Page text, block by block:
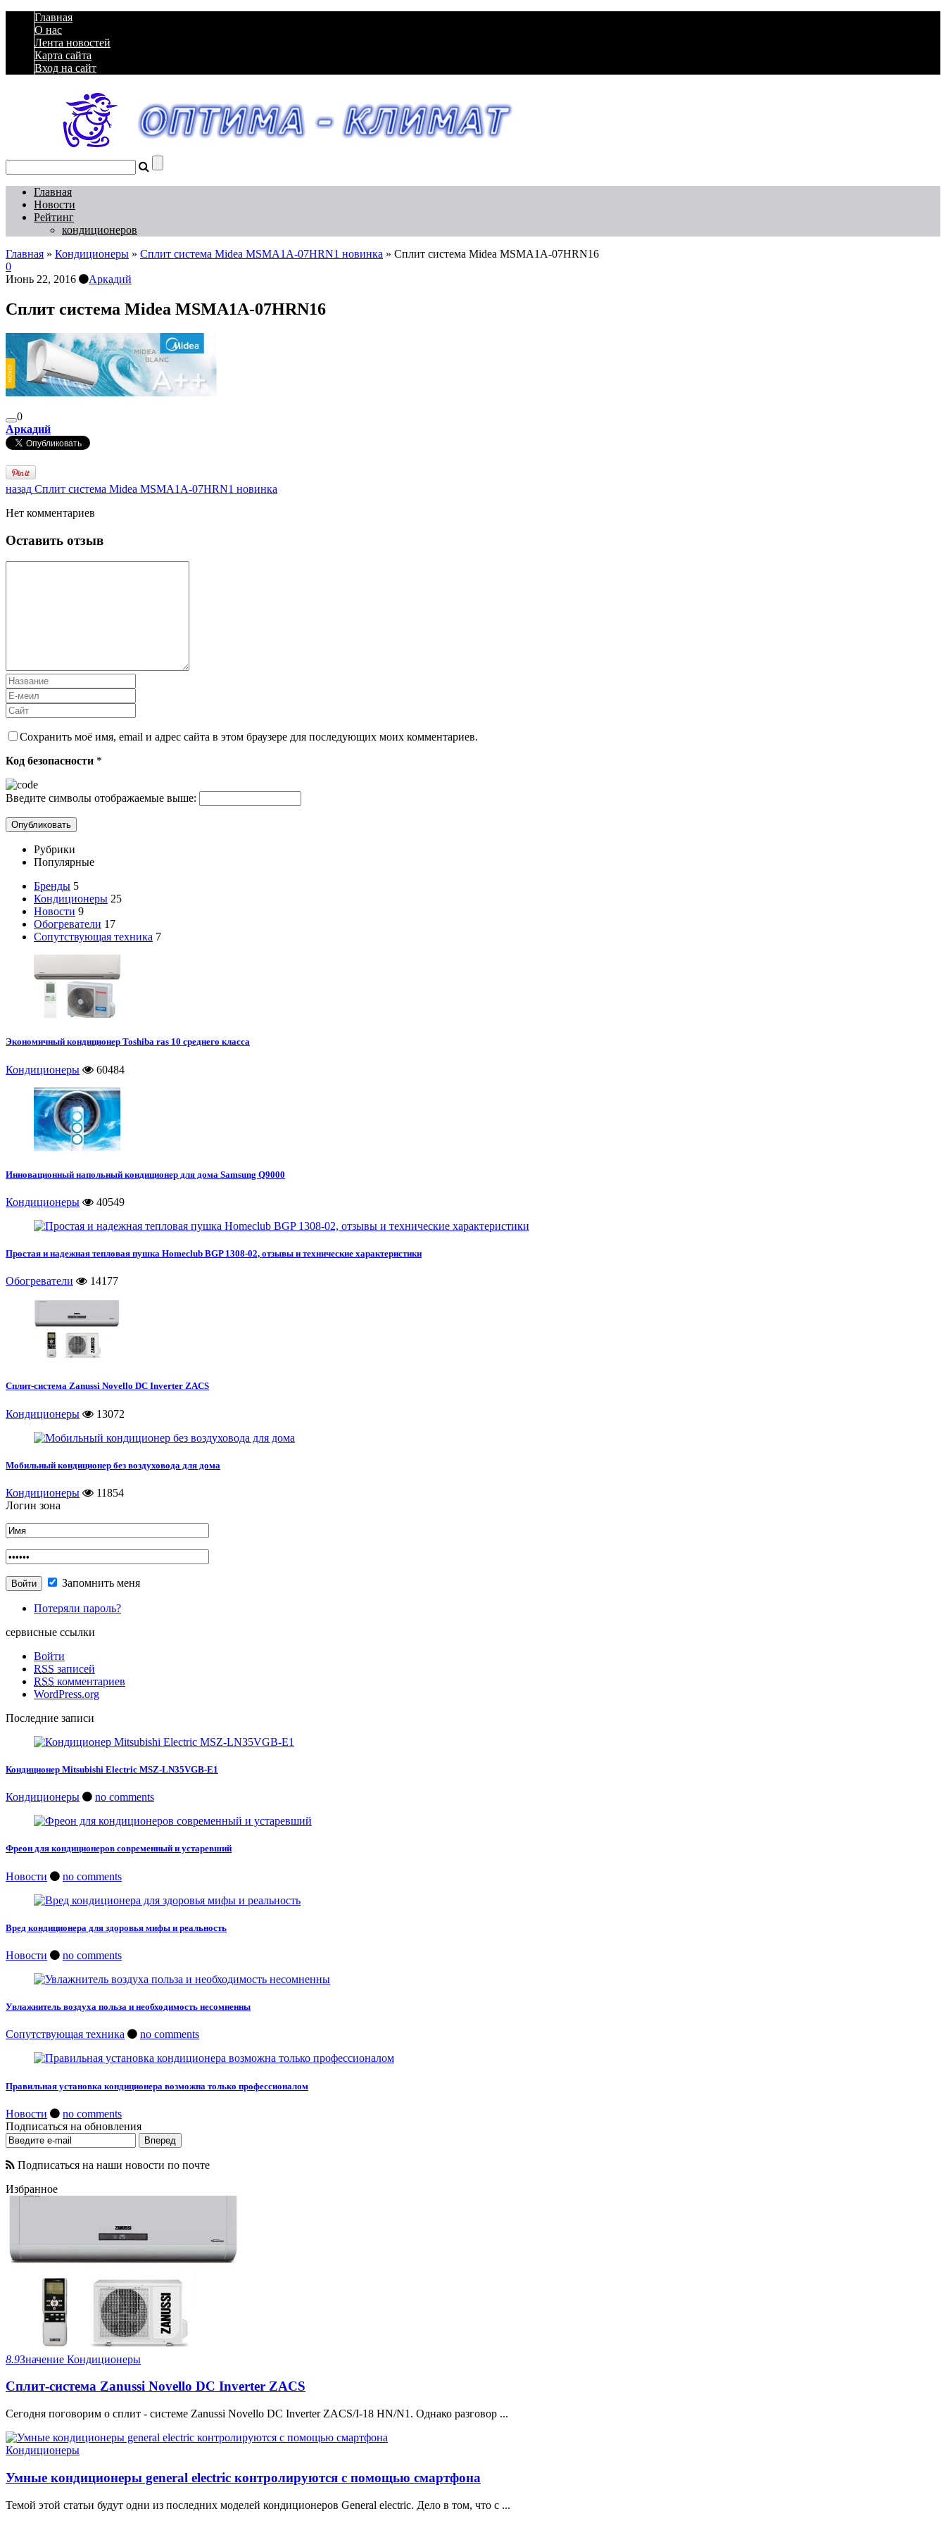
Главная
О нас
Лента новостей
Карта сайта
Вход на сайт
Главная
Новости
Рейтинг
кондиционеров
Главная » Кондиционеры » Сплит система Midea MSMA1A-07HRN1 новинка » Сплит система Midea MSMA1A-07HRN16
0
Июнь 22, 2016
Аркадий
Сплит система Midea MSMA1A-07HRN16
0
Аркадий
назад Сплит система Midea MSMA1A-07HRN1 новинка
Нет комментариев
Оставить отзыв
Сохранить моё имя, email и адрес сайта в этом браузере для последующих моих комментариев.
Код безопасности *
Введите символы отображаемые выше:
Рубрики
Популярные
Бренды 5
Кондиционеры 25
Новости 9
Обогреватели 17
Сопутствующая техника 7
Экономичный кондиционер Toshiba ras 10 среднего класса
Кондиционеры 60484
Инновационный напольный кондиционер для дома Samsung Q9000
Кондиционеры 40549
Простая и надежная тепловая пушка Homeclub BGP 1308-02, отзывы и технические характеристики
Обогреватели 14177
Сплит-система Zanussi Novello DC Inverter ZACS
Кондиционеры 13072
Мобильный кондиционер без воздуховода для дома
Кондиционеры
11854
Логин зона
Запомнить меня
Потеряли пароль?
сервисные ссылки
Войти
RSS записей
RSS комментариев
WordPress.org
Последние записи
Кондиционер Mitsubishi Electric MSZ-LN35VGB-E1
Кондиционеры no comments
Фреон для кондиционеров современный и устаревший
Новости no comments
Вред кондиционера для здоровья мифы и реальность
Новости no comments
Увлажнитель воздуха польза и необходимость несомненны
Сопутствующая техника no comments
Правильная установка кондиционера возможна только профессионалом
Новости
no comments
Подписаться на обновления
Подписаться на наши новости по почте
Избранное
8.9Значение Кондиционеры
Сплит-система Zanussi Novello DC Inverter ZACS
Сегодня поговорим о сплит - системе Zanussi Novello DC Inverter ZACS/I-18 HN/N1. Однако разговор ...
Кондиционеры
Умные кондиционеры general electric контролируются с помощью смартфона
Темой этой статьи будут одни из последних моделей кондиционеров General electric. Дело в том, что с ...